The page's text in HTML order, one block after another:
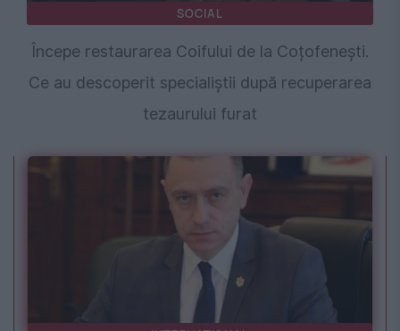
SOCIAL
Începe restaurarea Coifului de la Coțofenești.
Ce au descoperit specialiștii după recuperarea
tezaurului furat